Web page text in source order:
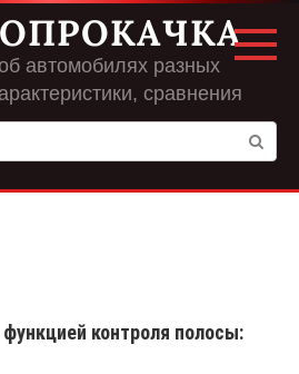
автомобилях разных
сравнения
контроля полосы: